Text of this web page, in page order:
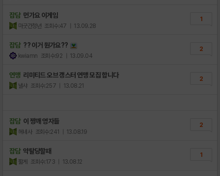
잡담 먼가요 이게임
마굿간청년 조회수:47 | 13.09.28
1
잡담 ?? 이거 뭔가요??
kwiamn 조회수:92 | 13.09.04
2
연맹 리미티드 오브 갱스터 연맹 모집 합니다
낼샤 조회수:257 | 13.08.21
2
잡담 이 짱깨 영자들
헤네사 조회수:241 | 13.08.19
2
잡담 약탈당할때
짧게 조회수:173 | 13.08.12
1